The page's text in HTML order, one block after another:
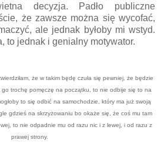
decyzja. Padło publiczne
że zawsze można się wycofać,
ale jednak byłoby mi wstyd.
to jednak i genialny motywator.
że w takim będę czuła się pewniej, że będzie
trochę pomęczę na początku, to nie odbije się to na
to się odbić na samochodzie, który ma już swoją
gdzieś na skrzyżowaniu bo okaże się, że coś mu tam
to nie odpadnie mu od razu nic i z lewej, i od razu z
prawej strony.